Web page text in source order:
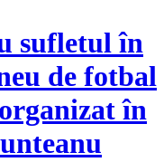
sufletul în
de fotbal
în